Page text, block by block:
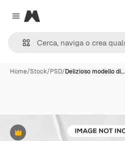
Close menu
Magnific
Home/Stock/PSD/Delizioso modello di…
Premium